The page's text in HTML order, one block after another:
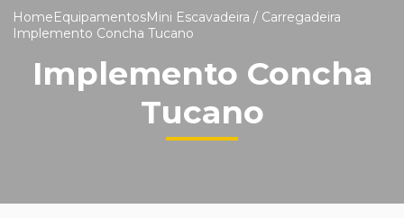
HomeEquipamentosMini Escavadeira / Carregadeira
Implemento Concha Tucano
Implemento Concha
Tucano